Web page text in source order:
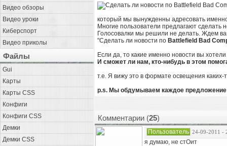
Видео обзоры
Видео уроки
Киберспорт
Видео приколы
Файлы
Gui
Карты
Карты CSS
Конфиги
Конфиги CSS
Демки
Демки CSS
который мы вынужденны адресовать
Многие пользователи предлагают сделать
Голосовалки мы решили не делать. Ждем
"Сделать ли новости по Battlefield Bad
Если да, то какие именно новости вы
И сможет ли нам, кто-нибудь в этом
т.е. Я вижу это в формате освещения каких-
p.s. Мы обдумываем каждое предложение
Комментарии (25)
Пользователь 24-09-2011 -
я думаю, не стОит